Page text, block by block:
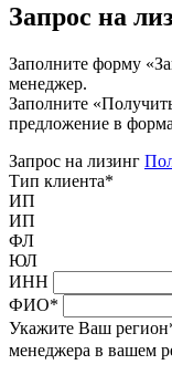
Запрос на
Заполните форму
менеджер.
Заполните
предложение в
Запрос на лизинг
Тип клиента*
ИП
ИП
ФЛ
ЮЛ
ИНН
ФИО*
Укажите Ваш регион
менеджера в вашем